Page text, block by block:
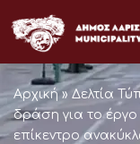
στο
περιεχόμενο
Αρχική » Δελτία
δράση για το έργο
επίκεντρο